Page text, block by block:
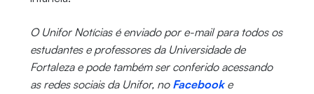
O Unifor Notícias é enviado por e-mail para todos os
estudantes e professores da Universidade de
Fortaleza e pode também ser conferido acessando
as redes sociais da Unifor, no Facebooke